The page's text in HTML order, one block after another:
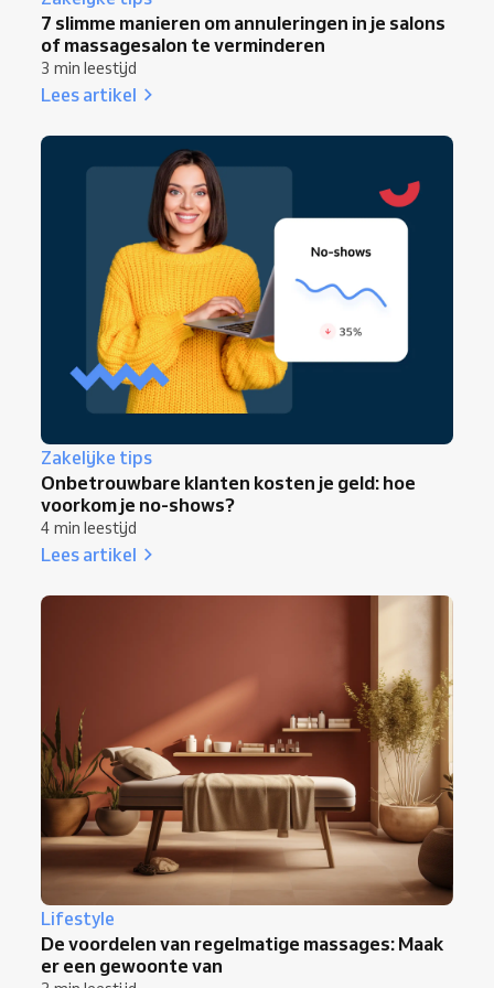
7 slimme manieren om annuleringen in je salons
of massagesalon te verminderen
3 min leestijd
Lees artikel
Zakelijke tips
Onbetrouwbare klanten kosten je geld: hoe
voorkom je no-shows?
4 min leestijd
Lees artikel
Lifestyle
De voordelen van regelmatige massages: Maak
er een gewoonte van